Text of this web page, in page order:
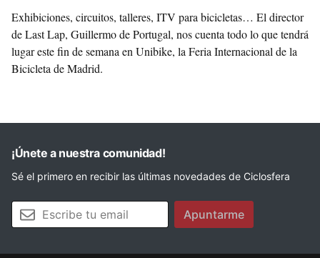
Exhibiciones, circuitos, talleres, ITV para bicicletas… El director
de Last Lap, Guillermo de Portugal, nos cuenta todo lo que tendrá
lugar este fin de semana en Unibike, la Feria Internacional de la
Bicicleta de Madrid.
¡Únete a nuestra comunidad!
Sé el primero en recibir las últimas novedades de Ciclosfera
Tu email Apuntarme